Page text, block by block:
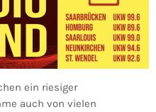
ein riesiger
auch von vielen